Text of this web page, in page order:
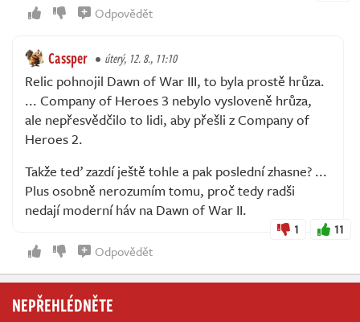
Odpovědět
Cassper úterý, 12. 8., 11:10
Relic pohnojil Dawn of War III, to byla prostě hrůza.
... Company of Heroes 3 nebylo vysloveně hrůza,
ale nepřesvědčilo to lidi, aby přešli z Company of
Heroes 2.
Takže teď zazdí ještě tohle a pak poslední zhasne? ...
Plus osobně nerozumím tomu, proč tedy radši
nedají moderní háv na Dawn of War II.
1 11
Odpovědět
NEPŘEHLÉDNĚTE